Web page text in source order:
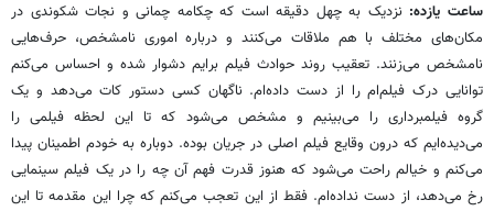
ساعت یازده: نزدیک به چهل دقیقه است که چکامه چمانی و نجات شکوندی در
مکان‌های مختلف با هم ملاقات می‌کنند و درباره اموری نامشخص، حرف‌هایی
نامشخص می‌زنند. تعقیب روند حوادث فیلم برایم دشوار شده و احساس می‌کنم
توانایی‌ درک فیلم‌ام را از دست داده‌ام. ناگهان کسی دستور کات می‌دهد و یک
گروه فیلمبرداری را می‌بینیم و مشخص می‌شود که تا این لحظه فیلمی را
می‌دیده‌ایم که درون وقایع فیلم اصلی در جریان بوده. دوباره به خودم اطمینان پیدا
می‌کنم و خیالم راحت می‌شود که هنوز قدرت فهم آن چه را در یک فیلم سینمایی
رخ می‌دهد، از دست نداده‌ام. فقط از این تعجب می‌کنم که چرا این مقدمه تا این